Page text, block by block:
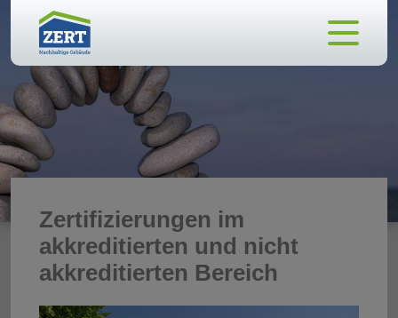
Zertifizierungen im
akkreditierten und nicht
akkreditierten Bereich